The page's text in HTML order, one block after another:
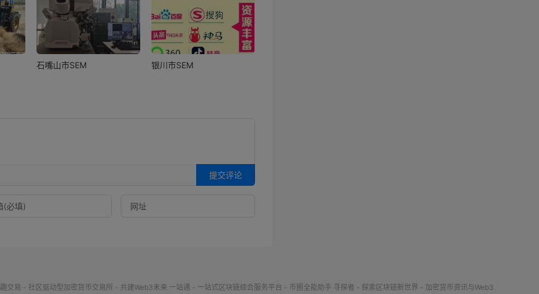
石嘴山市SEM 银川市SEM
提交评论
趣交易 - 社区驱动型加密货币交易所 - 共建Web3未来 一站通 - 一站式区块链综合服务平台 - 币圈全能助手 寻探者 - 探索区块链新世界 - 加密货币资讯与Web3